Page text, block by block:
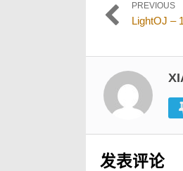
文
导
航
PREVIOUS
Previous
LightOJ –
发表评论